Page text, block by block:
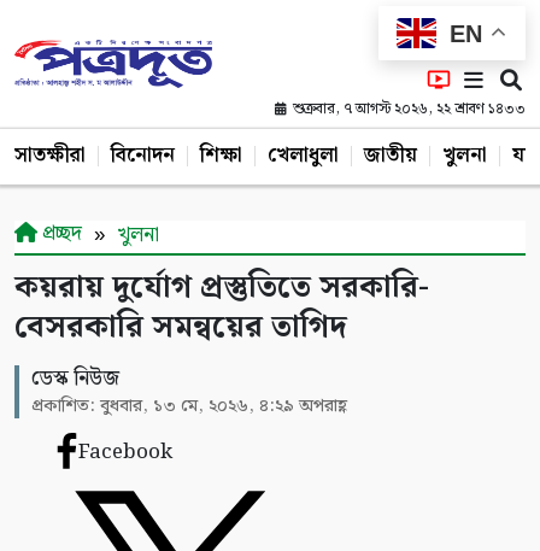
EN
শুক্রবার, ৭ আগস্ট ২০২৬, ২২ শ্রাবণ ১৪৩৩
সাতক্ষীরা বিনোদন শিক্ষা খেলাধুলা জাতীয় খুলনা
প্রচ্ছদ খুলনা
কয়রায় দুর্যোগ প্রস্তুতিতে সরকারি-
বেসরকারি সমন্বয়ের তাগিদ
ডেস্ক নিউজ
প্রকাশিত: বুধবার, ১৩ মে, ২০২৬, ৪:২৯ অপরাহ্ণ
Facebook